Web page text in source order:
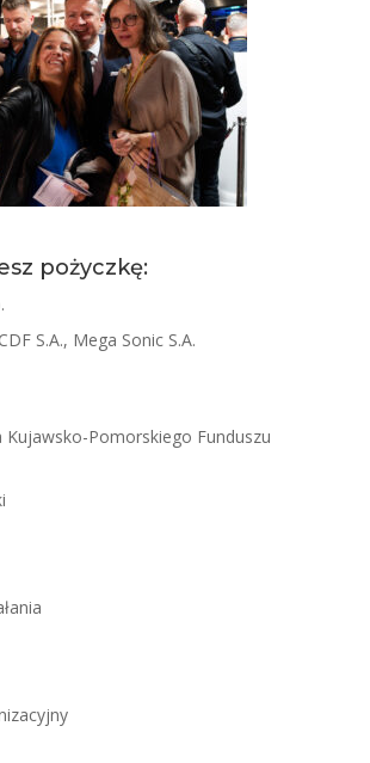
pożyczkę:
S.A., Mega Sonic S.A.
Kujawsko-Pomorskiego Funduszu